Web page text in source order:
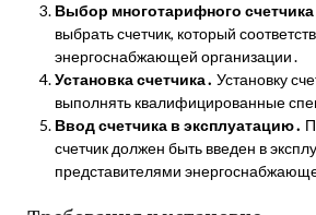
Выбор многотарифного
выбрать счетчик, который
энергоснабжающей организации․
Установка счетчика․ Установку
выполнять квалифицированные
Ввод счетчика в эксплуатацию․
счетчик должен быть введен в
представителями